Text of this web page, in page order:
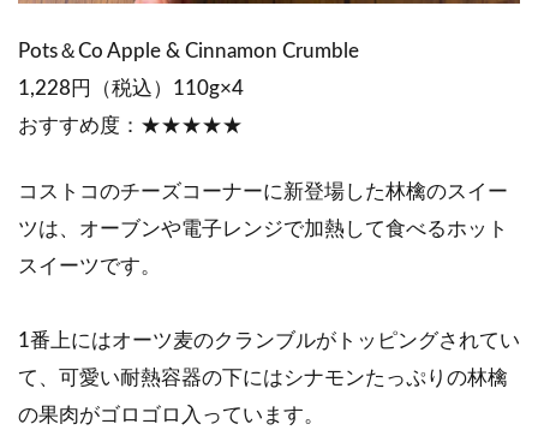
Pots＆Co Apple & Cinnamon Crumble
1,228円（税込）110g×4
おすすめ度：★★★★★
コストコのチーズコーナーに新登場した林檎のスイー
ツは、オーブンや電子レンジで加熱して食べるホット
スイーツです。
1番上にはオーツ麦のクランブルがトッピングされてい
て、可愛い耐熱容器の下にはシナモンたっぷりの林檎
の果肉がゴロゴロ入っています。